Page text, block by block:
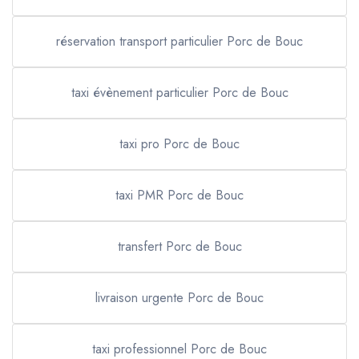
réservation transport particulier Porc de Bouc
taxi évènement particulier Porc de Bouc
taxi pro Porc de Bouc
taxi PMR Porc de Bouc
transfert Porc de Bouc
livraison urgente Porc de Bouc
taxi professionnel Porc de Bouc